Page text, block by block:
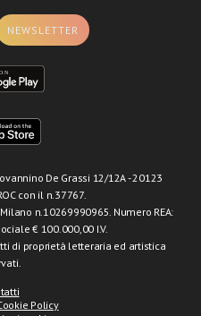
NEWSLETTER
De Grassi 12/12A - 20123
con il n.37767.
Milano n.10269990965. Numero REA:
€ 100.000,00 I.V.
di proprietà letteraria ed artistica
Policy